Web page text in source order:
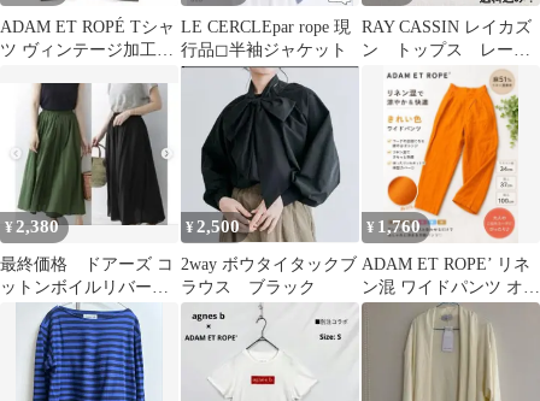
ADAM ET ROPÉ Tシャ
ツ ヴィンテージ加工ノ
LE CERCLEpar rope 現
行品◻︎半袖ジャケット
RAY CASSIN レイカズ
ン トップス レー
ス カットソー Tシ
ャツ
¥2,380
最終価格 ドアーズ コ
ットンボイルリバーシ
ブル スカート
¥2,500
2way ボウタイタックブ
ラウス ブラック
¥ 1,760
ADAM ET ROPE’ リネ
ン混 ワイドパンツ オレ
ンジ テーパードパンツ